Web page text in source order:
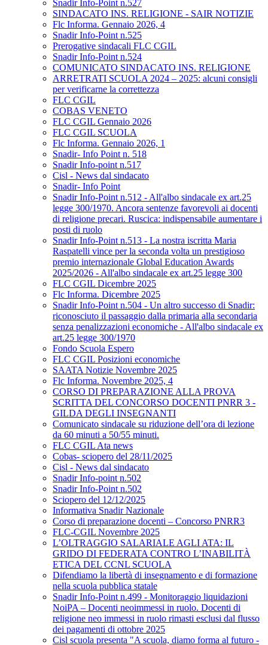
Snadir Info-Point n.527
SINDACATO INS. RELIGIONE - SAIR NOTIZIE
Flc Informa. Gennaio 2026, 4
Snadir Info-Point n.525
Prerogative sindacali FLC CGIL
Snadir Info-Point n.524
COMUNICATO SINDACATO INS. RELIGIONE
ARRETRATI SCUOLA 2024 – 2025: alcuni consigli
per verificarne la correttezza
FLC CGIL
COBAS VENETO
FLC CGIL Gennaio 2026
FLC CGIL SCUOLA
Flc Informa. Gennaio 2026, 1
Snadir- Info Point n. 518
Snadir Info-point n.517
Cisl - News dal sindacato
Snadir- Info Point
Snadir Info-Point n.512 - All'albo sindacale ex art.25
legge 300/1970. Ancora sentenze favorevoli ai docenti
di religione precari. Ruscica: indispensabile aumentare i
posti di ruolo
Snadir Info-Point n.513 - La nostra iscritta Maria
Raspatelli vince per la seconda volta un prestigioso
premio internazionale Global Education Awards
2025/2026 - All'albo sindacale ex art.25 legge 300
FLC CGIL Dicembre 2025
Flc Informa. Dicembre 2025
Snadir Info-Point n.504 - Un altro successo di Snadir:
riconosciuto il passaggio dalla primaria alla secondaria
senza penalizzazioni economiche - All'albo sindacale ex
art.25 legge 300/1970
Fondo Scuola Espero
FLC CGIL Posizioni economiche
SAATA Notizie Novembre 2025
Flc Informa. Novembre 2025, 4
CORSO DI PREPARAZIONE ALLA PROVA
SCRITTA DEL CONCORSO DOCENTI PNRR 3 -
GILDA DEGLI INSEGNANTI
Comunicato sindacale su riduzione dell’ora di lezione
da 60 minuti a 50/55 minuti.
FLC CGIL Ata news
Cobas- sciopero del 28/11/2025
Cisl - News dal sindacato
Snadir Info-point n.502
Snadir Info-Point n.502
Sciopero del 12/12/2025
Informativa Snadir Nazionale
Corso di preparazione docenti – Concorso PNRR3
FLC-CGIL Novembre 2025
L’OLTRAGGIO SALARIALE AGLI ATA: IL
GRIDO DI FEDERATA CONTRO L’INABILITÀ
ETICA DEL CCNL SCUOLA
Difendiamo la libertà di insegnamento e di formazione
nella scuola pubblica statale
Snadir Info-Point n.499 - Monitoraggio liquidazioni
NoiPA – Docenti neoimmessi in ruolo. Docenti di
religione neo immessi in ruolo rimasti esclusi dal flusso
dei pagamenti di ottobre 2025
Cisl scuola presenta "A scuola, diamo forma al futuro -